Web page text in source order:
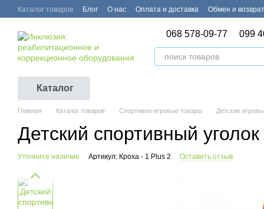
Перейти к основному контенту
Каталог товаров Блог О нас Оплата и доставка Обмен и возврат
068 578-09-77 099
Каталог
Главная Каталог товаров Спортивно-игровые товары Детские
Детский спортивный
Уточните наличие Артикул: Кроха - 1 Plus 2 Оставить отзыв